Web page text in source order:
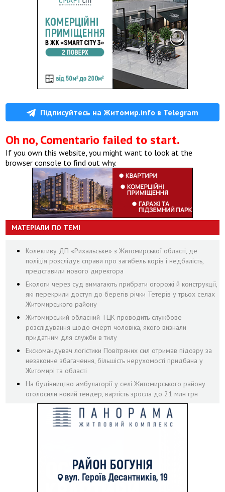
Підписуйтесь на Житомир.info в Telegram
Oh no, Comentario failed to start.
If you own this website, you might want to look at the
browser console to find out why.
МАТЕРІАЛИ ПО ТЕМІ
Колективу ДП «Рихальське» з Житомирської області, де
поліція розслідує справи про загибель корів і недбалість,
представили нового директора
Екологи через суд вимагають прибрати огорожі й конструкції,
які перекрили доступ до берегів річки Тетерів у трьох селах
Житомирського району
Житомирський обласний ТЦК проводить службове
розслідування щодо смерті чоловіка, якого визнали
придатним для служби в тилу
Екскомандувач логістики Повітряних сил отримав підозру за
незаконне збагачення, більшість нерухомості придбана у
Житомирі та області
На будівництво амбулаторії у селі Житомирського району
оголосили новий тендер, вартість зросла до 21 млн грн